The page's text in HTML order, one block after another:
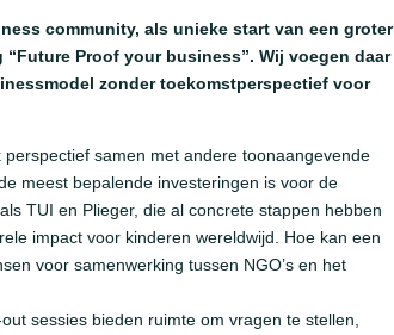
community, als unieke start van een groter
“Future Proof your business”. Wij voegen daar
zonder toekomstperspectief voor
samen met andere toonaangevende
meest bepalende investeringen is voor de
TUI en Plieger, die al concrete stappen hebben
impact voor kinderen wereldwijd. Hoe kan een
voor samenwerking tussen NGO’s en het
sessies bieden ruimte om vragen te stellen,